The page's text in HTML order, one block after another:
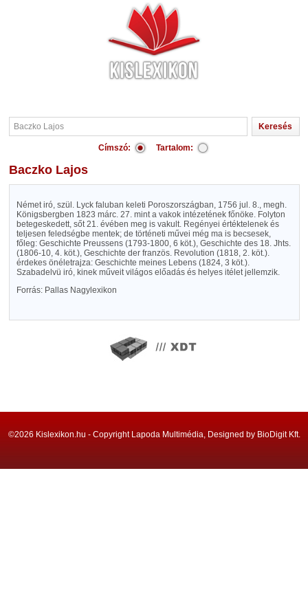
Címszó: Tartalom:
Baczko Lajos
Német iró, szül. Lyck faluban keleti Poroszországban, 1756 jul. 8., megh.
Königsbergben 1823 márc. 27. mint a vakok intézetének főnöke. Folyton
betegeskedett, sőt 21. évében meg is vakult. Regényei értéktelenek és
teljesen feledségbe mentek; de történeti művei még ma is becsesek,
főleg: Geschichte Preussens (1793-1800, 6 köt.), Geschichte des 18. Jhts.
(1806-10, 4. köt.), Geschichte der französ. Revolution (1818, 2. köt.).
érdekes önéletrajza: Geschichte meines Lebens (1824, 3 köt.).
Szabadelvü iró, kinek műveit világos előadás és helyes itélet jellemzik.
Forrás: Pallas Nagylexikon
©2026 Kislexikon.hu - Copyright Lapoda Multimédia, Designed by BioDigit Kft.